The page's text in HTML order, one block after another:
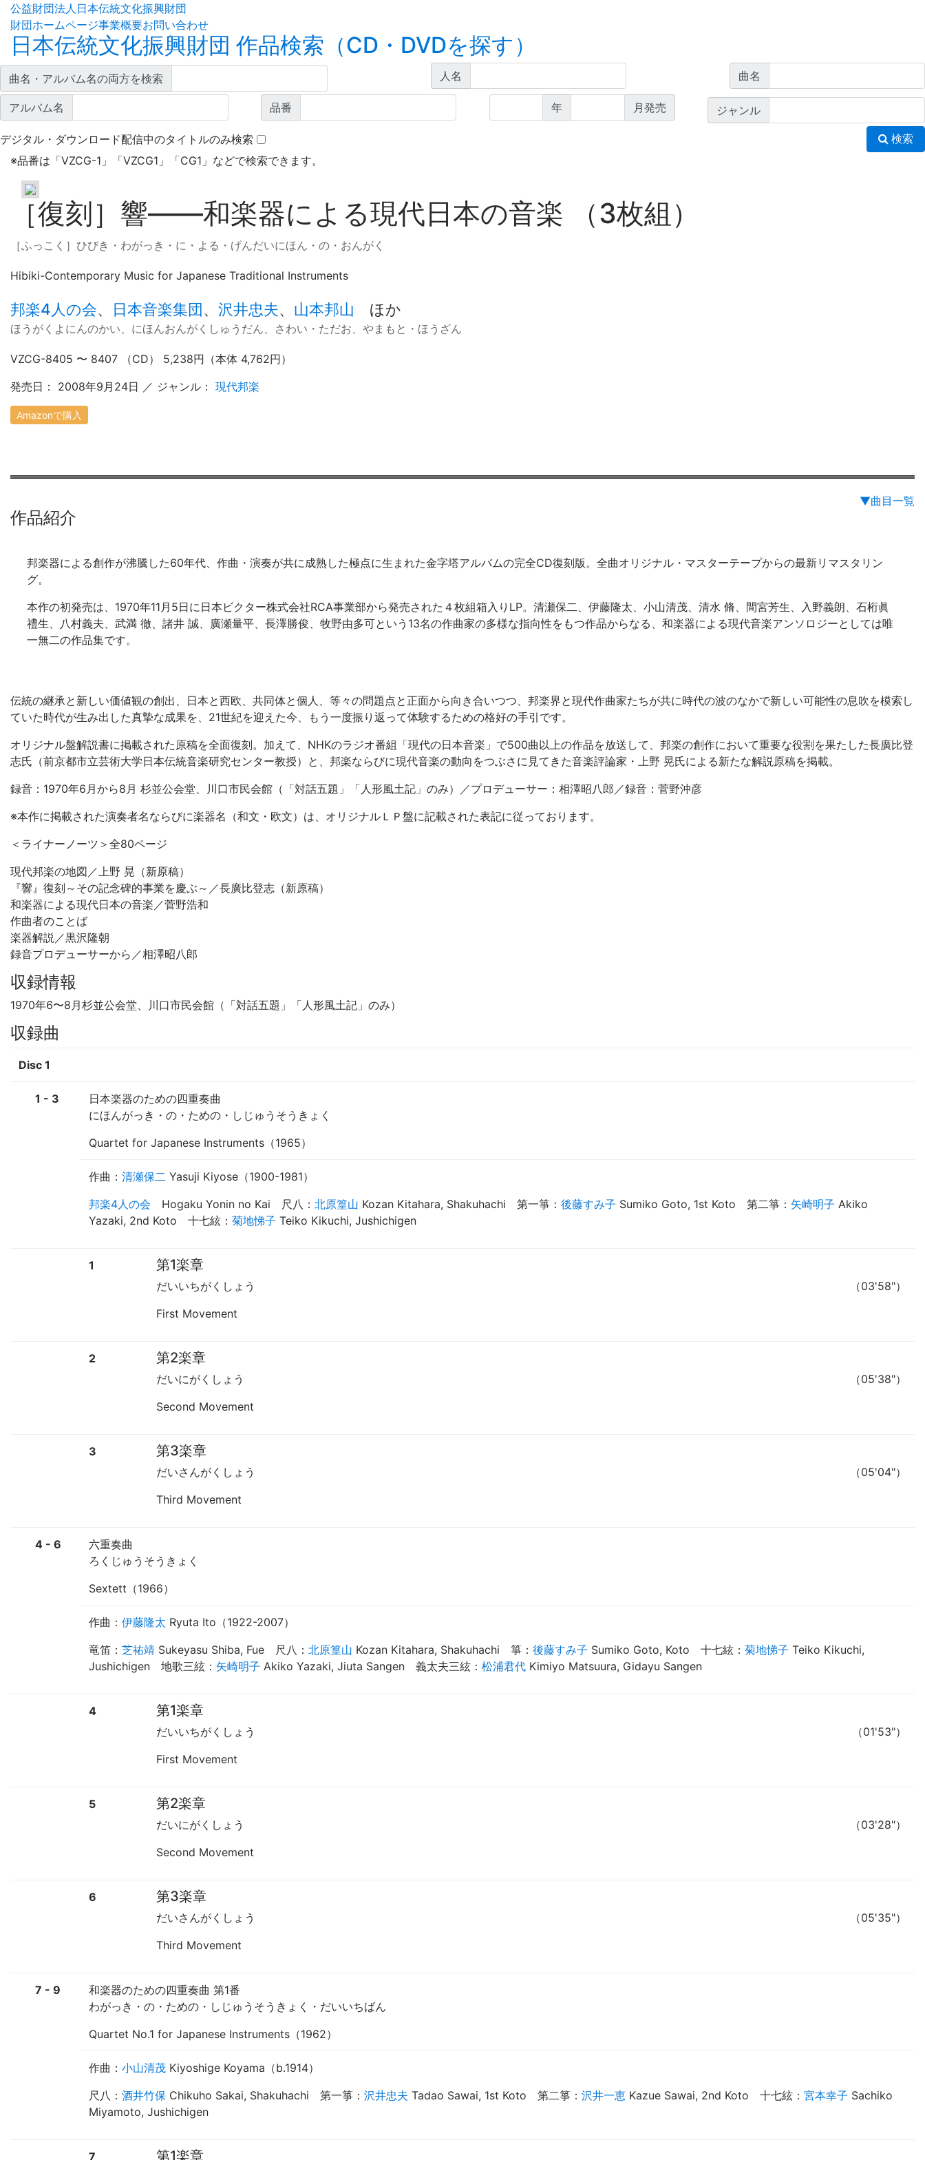
公益財団法人日本伝統文化振興財団
財団ホームページ事業概要お問い合わせ
日本伝統文化振興財団 作品検索（CD・DVDを探す）
曲名・アルバム名の両方を検索 人名 曲名
アルバム名 品番 年 月発売 ジャンル
デジタル・ダウンロード配信中のタイトルのみ検索 検索
※品番は「VZCG-1」「VZCG1」「CG1」などで検索できます。
［復刻］響——和楽器による現代日本の音楽 （3枚組）
［ふっこく］ひびき・わがっき・に・よる・げんだいにほん・の・おんがく
Hibiki-Contemporary Music for Japanese Traditional Instruments
邦楽4人の会、 日本音楽集団、 沢井忠夫、 山本邦山 ほか
ほうがくよにんのかい、にほんおんがくしゅうだん、さわい・ただお、やまもと・ほうざん
VZCG-8405 〜 8407 （CD） 5,238円（本体 4,762円）
発売日： 2008年9月24日 ／ ジャンル： 現代邦楽
Amazonで購入
▼曲目一覧
作品紹介
邦楽器による創作が沸騰した60年代、作曲・演奏が共に成熟した極点に生まれた金字塔アルバムの完全CD復刻版。全曲オリジナル・マスターテープからの最新リマスタリン
グ。
本作の初発売は、1970年11月5日に日本ビクター株式会社RCA事業部から発売された４枚組箱入りLP。清瀬保二、伊藤隆太、小山清茂、清水 脩、間宮芳生、入野義朗、石桁眞
禮生、八村義夫、武満 徹、諸井 誠、廣瀬量平、長澤勝俊、牧野由多可という13名の作曲家の多様な指向性をもつ作品からなる、和楽器による現代音楽アンソロジーとしては唯
一無二の作品集です。
伝統の継承と新しい価値観の創出、日本と西欧、共同体と個人、等々の問題点と正面から向き合いつつ、邦楽界と現代作曲家たちが共に時代の波のなかで新しい可能性の息吹を模索し
ていた時代が生み出した真摯な成果を、21世紀を迎えた今、もう一度振り返って体験するための格好の手引です。
オリジナル盤解説書に掲載された原稿を全面復刻。加えて、NHKのラジオ番組「現代の日本音楽」で500曲以上の作品を放送して、邦楽の創作において重要な役割を果たした長廣比登
志氏（前京都市立芸術大学日本伝統音楽研究センター教授）と、邦楽ならびに現代音楽の動向をつぶさに見てきた音楽評論家・上野 晃氏による新たな解説原稿を掲載。
録音：1970年6月から8月 杉並公会堂、川口市民会館（「対話五題」「人形風土記」のみ）／プロデューサー：相澤昭八郎／録音：菅野沖彦
※本作に掲載された演奏者名ならびに楽器名（和文・欧文）は、オリジナルＬＰ盤に記載された表記に従っております。
＜ライナーノーツ＞全80ページ
現代邦楽の地図／上野 晃（新原稿）
『響』復刻～その記念碑的事業を慶ぶ～／長廣比登志（新原稿）
和楽器による現代日本の音楽／菅野浩和
作曲者のことば
楽器解説／黒沢隆朝
録音プロデューサーから／相澤昭八郎
収録情報
1970年6〜8月杉並公会堂、川口市民会館（「対話五題」「人形風土記」のみ）
収録曲
Disc 1
1 - 3
日本楽器のための四重奏曲
にほんがっき・の・ための・しじゅうそうきょく
Quartet for Japanese Instruments（1965）
作曲： 清瀬保二 Yasuji Kiyose （1900-1981）
邦楽4人の会
Hogaku Yonin no Kai 尺八 ： 北原篁山 Kozan Kitahara, Shakuhachi 第一箏 ： 後藤すみ子 Sumiko Goto, 1st Koto 第二箏 ： 矢崎明子 Akiko
Yazaki, 2nd Koto
十七絃 ： 菊地悌子 Teiko Kikuchi, Jushichigen
1 第1楽章
（03'58"）
だいいちがくしょう
First Movement
2 第2楽章
（05'38"）
だいにがくしょう
Second Movement
3 第3楽章
（05'04"）
だいさんがくしょう
Third Movement
4 - 6
六重奏曲
ろくじゅうそうきょく
Sextett（1966）
作曲： 伊藤隆太 Ryuta Ito （1922-2007）
竜笛 ： 芝祐靖 Sukeyasu Shiba, Fue 尺八 ： 北原篁山 Kozan Kitahara, Shakuhachi 箏 ： 後藤すみ子 Sumiko Goto, Koto 十七絃 ： 菊地悌子 Teiko Kikuchi,
Jushichigen
地歌三絃 ： 矢崎明子 Akiko Yazaki, Jiuta Sangen 義太夫三絃 ： 松浦君代 Kimiyo Matsuura, Gidayu Sangen
4 第1楽章
（01'53"）
だいいちがくしょう
First Movement
5 第2楽章
（03'28"）
だいにがくしょう
Second Movement
6 第3楽章
（05'35"）
だいさんがくしょう
Third Movement
7 - 9
和楽器のための四重奏曲 第1番
わがっき・の・ための・しじゅうそうきょく・だいいちばん
Quartet No.1 for Japanese Instruments（1962）
作曲： 小山清茂 Kiyoshige Koyama （b.1914）
尺八 ： 酒井竹保 Chikuho Sakai, Shakuhachi 第一箏 ： 沢井忠夫 Tadao Sawai, 1st Koto 第二箏 ： 沢井一恵 Kazue Sawai, 2nd Koto 十七絃 ： 宮本幸子 Sachiko
Miyamoto, Jushichigen
7 第1楽章